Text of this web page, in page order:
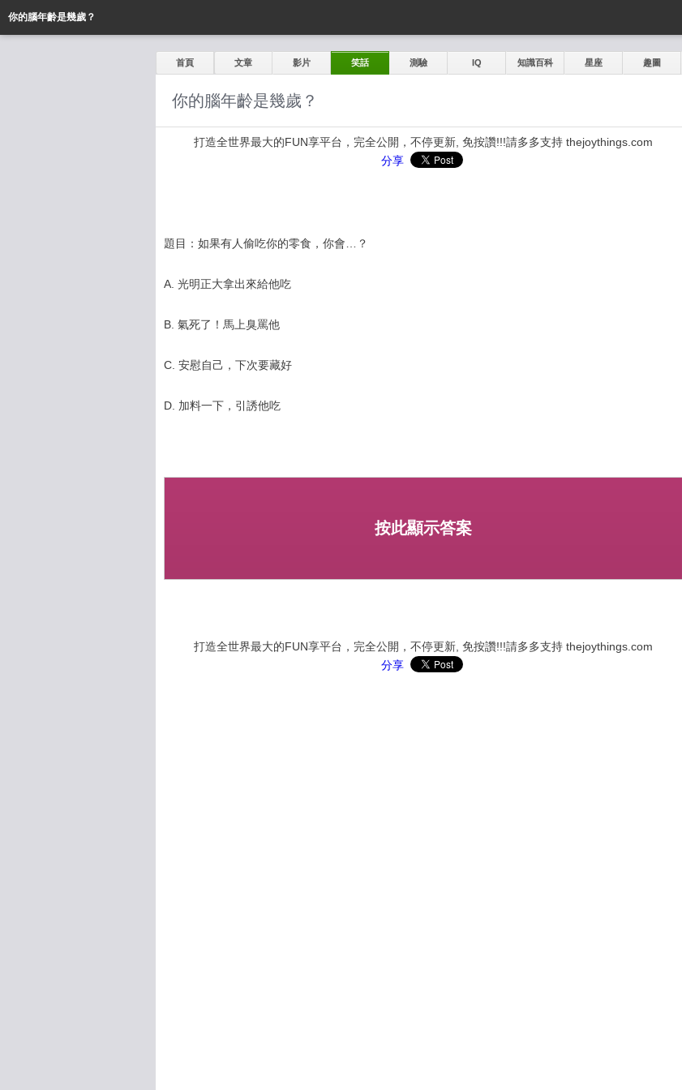
你的腦年齡是幾歲？
首頁 文章 影片 笑話 測驗 IQ 知識百科 星座 趣圖
你的腦年齡是幾歲？
打造全世界最大的FUN享平台，完全公開，不停更新, 免按讚!!!請多多支持 thejoythings.com
分享
題目：如果有人偷吃你的零食，你會…？
A. 光明正大拿出來給他吃
B. 氣死了！馬上臭罵他
C. 安慰自己，下次要藏好
D. 加料一下，引誘他吃
按此顯示答案
打造全世界最大的FUN享平台，完全公開，不停更新, 免按讚!!!請多多支持 thejoythings.com
分享